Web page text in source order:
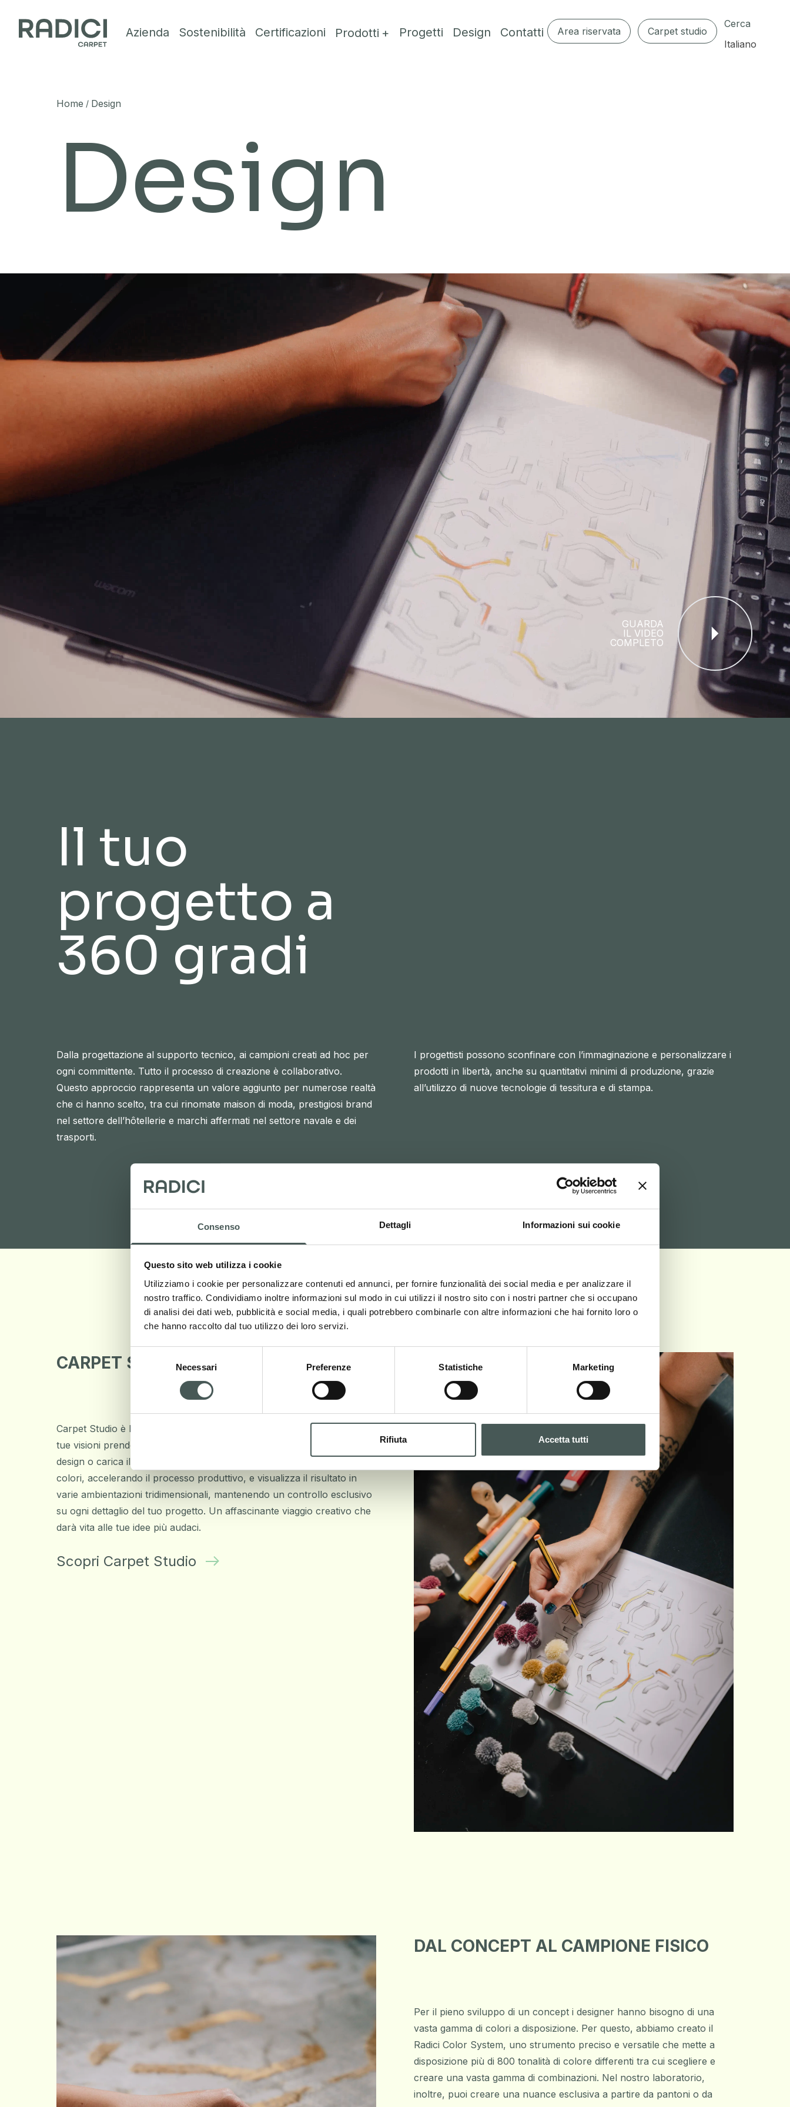
Consenso Dettagli Informazioni sui cookie
Questo sito web utilizza i cookie
Utilizziamo i cookie per personalizzare contenuti ed annunci, per fornire funzionalità dei social media e per analizzare il
nostro traffico. Condividiamo inoltre informazioni sul modo in cui utilizzi il nostro sito con i nostri partner che si occupano
di analisi dei dati web, pubblicità e social media, i quali potrebbero combinarle con altre informazioni che hai fornito loro o
che hanno raccolto dal tuo utilizzo dei loro servizi.
del
Necessari Preferenze Statistiche Marketing
Rifiuta Accetta tutti
Azienda Sostenibilità Certificazioni Prodotti Progetti Design Contatti Area riservata Carpet studio
Cerca
Italiano
Home / Design
Design
GUARDA
IL VIDEO
COMPLETO
Il tuo
progetto a
360 gradi
Dalla progettazione al supporto tecnico, ai campioni creati ad hoc per
ogni committente. Tutto il processo di creazione è collaborativo.
Questo approccio rappresenta un valore aggiunto per numerose realtà
che ci hanno scelto, tra cui rinomate maison di moda, prestigiosi brand
nel settore dell’hôtellerie e marchi affermati nel settore navale e dei
trasporti.
I progettisti possono sconfinare con l’immaginazione e personalizzare i
prodotti in libertà, anche su quantitativi minimi di produzione, grazie
all’utilizzo di nuove tecnologie di tessitura e di stampa.
CARPET STUDIO
Carpet Studio è la tua tela virtuale, un sofisticato configuratore dove le
tue visioni prendono forma. Trova ispirazione tra i nostri esclusivi
design o carica il tuo disegno unico, immergiti nella vasta gamma di
colori, accelerando il processo produttivo, e visualizza il risultato in
varie ambientazioni tridimensionali, mantenendo un controllo esclusivo
su ogni dettaglio del tuo progetto. Un affascinante viaggio creativo che
darà vita alle tue idee più audaci.
Scopri Carpet Studio
DAL CONCEPT AL CAMPIONE FISICO
Per il pieno sviluppo di un concept i designer hanno bisogno di una
vasta gamma di colori a disposizione. Per questo, abbiamo creato il
Radici Color System, uno strumento preciso e versatile che mette a
disposizione più di 800 tonalità di colore differenti tra cui scegliere e
creare una vasta gamma di combinazioni. Nel nostro laboratorio,
inoltre, puoi creare una nuance esclusiva a partire da pantoni o da